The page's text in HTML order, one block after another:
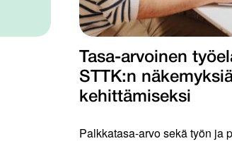
Tasa-arvoinen
STTK:n
kehittämiseksi
Palkkatasa-arvo sekä työn ja